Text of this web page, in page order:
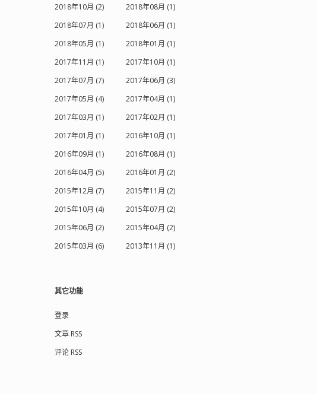
2018年10月 (2)
2018年08月 (1)
2018年07月 (1)
2018年06月 (1)
2018年05月 (1)
2018年01月 (1)
2017年11月 (1)
2017年10月 (1)
2017年07月 (7)
2017年06月 (3)
2017年05月 (4)
2017年04月 (1)
2017年03月 (1)
2017年02月 (1)
2017年01月 (1)
2016年10月 (1)
2016年09月 (1)
2016年08月 (1)
2016年04月 (5)
2016年01月 (2)
2015年12月 (7)
2015年11月 (2)
2015年10月 (4)
2015年07月 (2)
2015年06月 (2)
2015年04月 (2)
2015年03月 (6)
2013年11月 (1)
其它功能
登录
文章 RSS
评论 RSS